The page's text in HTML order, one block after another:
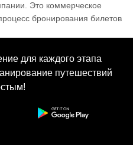
Это коммерческое
бронирования билетов
для каждого этапа
путешествий